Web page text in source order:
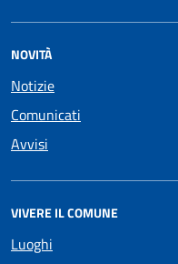
NOVITÀ
Notizie
Comunicati
Avvisi
VIVERE IL COMUNE
Luoghi